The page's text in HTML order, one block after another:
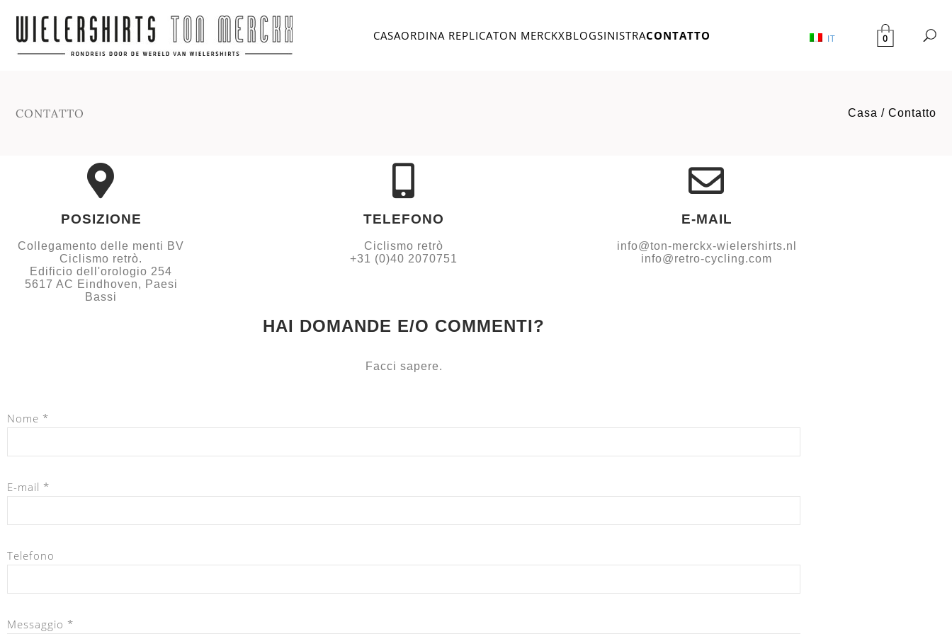
CASAORDINA REPLICATON MERCKXBLOGSINISTRACONTATTO IT 0
CONTATTO Casa / Contatto
POSIZIONE
Collegamento delle menti BV
Ciclismo retrò.
Edificio dell'orologio 254
5617 AC Eindhoven, Paesi
Bassi
TELEFONO
Ciclismo retrò
+31 (0)40 2070751
E-MAIL
info@ton-merckx-wielershirts.nl
info@retro-cycling.com
HAI DOMANDE E/O COMMENTI?
Facci sapere.
Nome *
E-mail *
Telefono
Messaggio *